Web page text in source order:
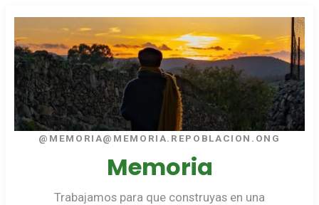
@MEMORIA@MEMORIA.REPOBLACION.ONG
Memoria
Trabajamos para que construyas en una